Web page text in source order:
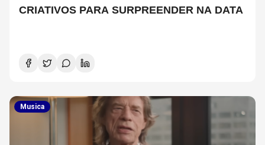
CRIATIVOS PARA SURPREENDER NA DATA
Musica